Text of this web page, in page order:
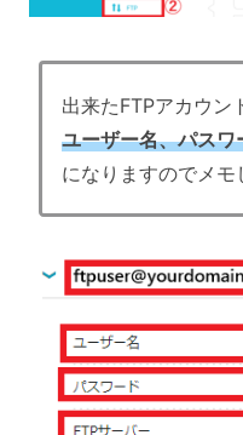
出来たFTPアカウン
ユーザー名、パス
になりますのでメモ